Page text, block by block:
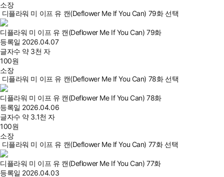
소장
디플라워 미 이프 유 캔(Deflower Me If You Can) 79화 선택
디플라워 미 이프 유 캔(Deflower Me If You Can) 79화
등록일 2026.04.07
글자수 약 3천 자
100원
소장
디플라워 미 이프 유 캔(Deflower Me If You Can) 78화 선택
디플라워 미 이프 유 캔(Deflower Me If You Can) 78화
등록일 2026.04.06
글자수 약 3.1천 자
100원
소장
디플라워 미 이프 유 캔(Deflower Me If You Can) 77화 선택
디플라워 미 이프 유 캔(Deflower Me If You Can) 77화
등록일 2026.04.03